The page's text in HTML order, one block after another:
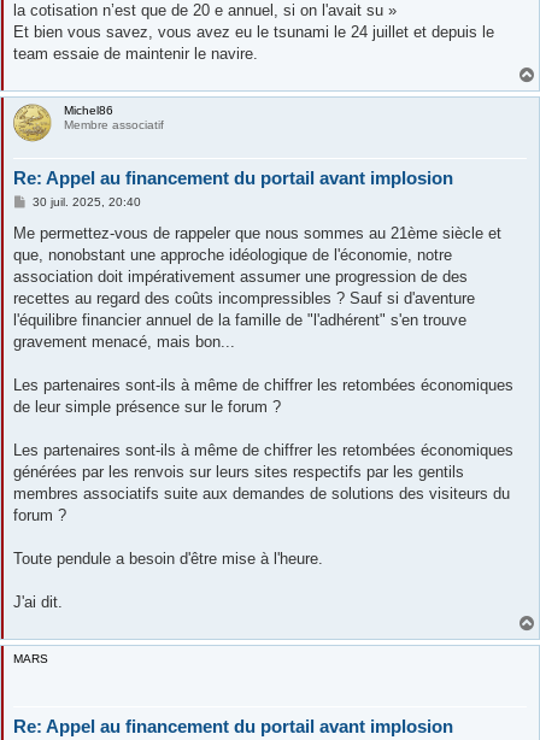
la cotisation n’est que de 20 e annuel, si on l'avait su »
Et bien vous savez, vous avez eu le tsunami le 24 juillet et depuis le
team essaie de maintenir le navire.
Michel86
Membre associatif
Re: Appel au financement du portail avant implosion
M
s
a
g
30 juil. 2025, 20:40
Me permettez-vous de rappeler que nous sommes au 21ème siècle et
que, nonobstant une approche idéologique de l'économie, notre
association doit impérativement assumer une progression de des
recettes au regard des coûts incompressibles ? Sauf si d'aventure
l'équilibre financier annuel de la famille de "l'adhérent" s'en trouve
gravement menacé, mais bon...
Les partenaires sont-ils à même de chiffrer les retombées économiques
de leur simple présence sur le forum ?
Les partenaires sont-ils à même de chiffrer les retombées économiques
générées par les renvois sur leurs sites respectifs par les gentils
membres associatifs suite aux demandes de solutions des visiteurs du
forum ?
Toute pendule a besoin d'être mise à l'heure.
J'ai dit.
MARS
Re: Appel au financement du portail avant implosion